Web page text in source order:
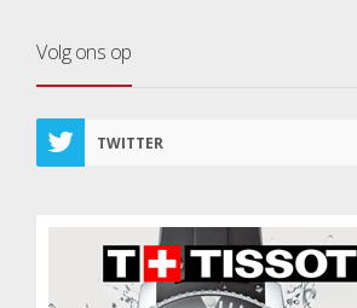
Volg ons op
TWITTER